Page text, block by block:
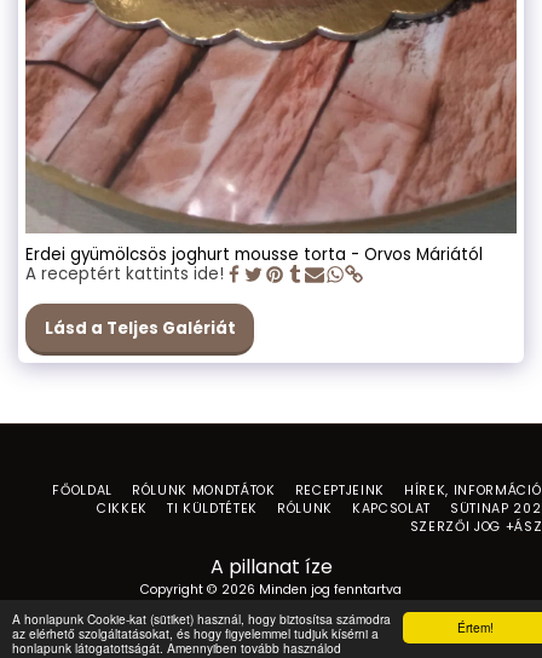
Értem!
A honlapunk Cookie-kat (sütiket) használ, hogy biztosítsa számodra
az elérhető szolgáltatásokat, és hogy figyelemmel tudjuk kísérni a
honlapunk látogatottságát. Amennyiben tovább használod
Erdei gyümölcsös joghurt mousse torta - Orvos Máriától
A receptért kattints ide!
Lásd a Teljes Galériát
A pillanat íze
Copyright © 2026 Minden jog fenntartva
Általános Szerződési Feltételek (ÁSZF) - A pillanat íze|Adatkezelési
tájékoztató
FŐOLDAL RÓLUNK MONDTÁTOK RECEPTJEINK
HÍREK,
CIKKEK
TI KÜLDTÉTEK RÓLUNK KAPCSOLAT
SÜTINAP
SZERZŐI JOG